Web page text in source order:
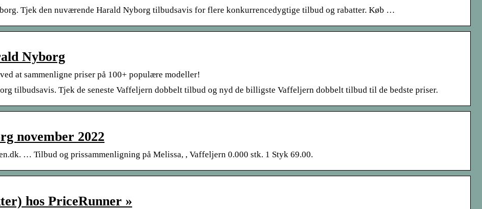
Tjek den nuværende Harald Nyborg tilbudsavis for flere konkurrencedygtige tilbud og rabatter. Køb …
Nyborg
at sammenligne priser på 100+ populære modeller!
tilbudsavis. Tjek de seneste Vaffeljern dobbelt tilbud og nyd de billigste Vaffeljern dobbelt tilbud til de bedste priser.
november 2022
… Tilbud og prissammenligning på Melissa, , Vaffeljern 0.000 stk. 1 Styk 69.00.
hos PriceRunner »